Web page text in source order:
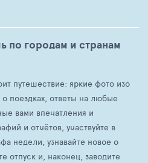
по городам и странам
путешествие: яркие фото изо
поездках, ответы на любые
вами впечатления и
и отчётов, участвуйте в
недели, узнавайте новое о
отпуск и, наконец, заводите